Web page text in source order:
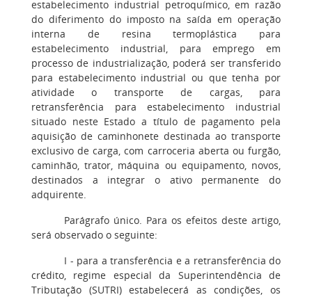
estabelecimento industrial petroquímico, em razão
do diferimento do imposto na saída em operação
interna de resina termoplástica para
estabelecimento industrial, para emprego em
processo de industrialização, poderá ser transferido
para estabelecimento industrial ou que tenha por
atividade o transporte de cargas, para
retransferência para estabelecimento industrial
situado neste Estado a título de pagamento pela
aquisição de caminhonete destinada ao transporte
exclusivo de carga, com carroceria aberta ou furgão,
caminhão, trator, máquina ou equipamento, novos,
destinados a integrar o ativo permanente do
adquirente.
Parágrafo único. Para os efeitos deste artigo,
será observado o seguinte:
I - para a transferência e a retransferência do
crédito, regime especial da Superintendência de
Tributação (SUTRI) estabelecerá as condições, os